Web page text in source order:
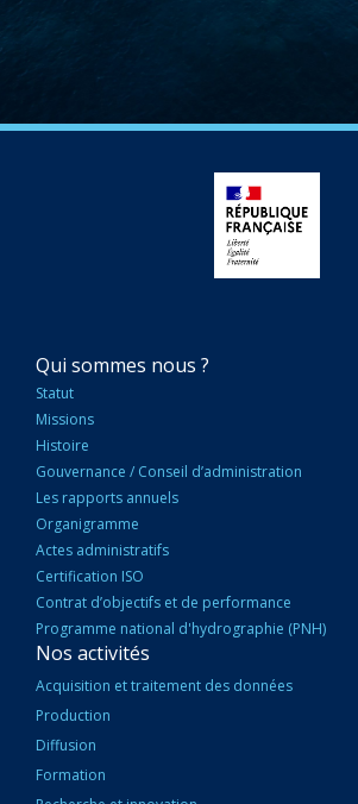
NAVIGATION
PRINCIPALE
Qui sommes nous ?
Statut
Missions
Histoire
Gouvernance / Conseil d’administration
Les rapports annuels
Organigramme
Actes administratifs
Certification ISO
Contrat d’objectifs et de performance
Programme national d'hydrographie (PNH)
Nos activités
Acquisition et traitement des données
Production
Diffusion
Formation